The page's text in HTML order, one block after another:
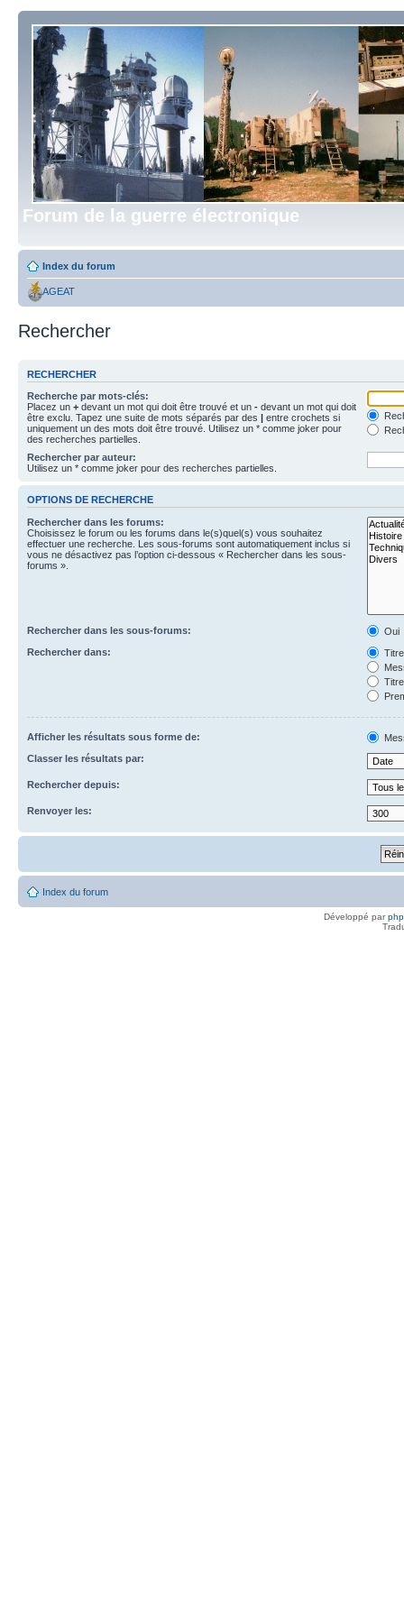
Forum de la guerre électronique
Index du forum
AGEAT
Rechercher
RECHERCHER
Recherche par mots-clés:
Placez un + devant un mot qui doit être trouvé et un - devant un mot qui doit
être exclu. Tapez une suite de mots séparés par des | entre crochets si
uniquement un des mots doit être trouvé. Utilisez un * comme joker pour
des recherches partielles.
Rechercher par auteur:
Utilisez un * comme joker pour des recherches partielles.
OPTIONS DE RECHERCHE
Rechercher dans les forums:
Choisissez le forum ou les forums dans le(s)quel(s) vous souhaitez
effectuer une recherche. Les sous-forums sont automatiquement inclus si
vous ne désactivez pas l’option ci-dessous « Rechercher dans les sous-
forums ».
Rechercher dans les sous-forums:
Oui
Rechercher dans:
Afficher les résultats sous forme de:
Classer les résultats par:
Rechercher depuis:
Renvoyer les:
Index du forum
Développé par